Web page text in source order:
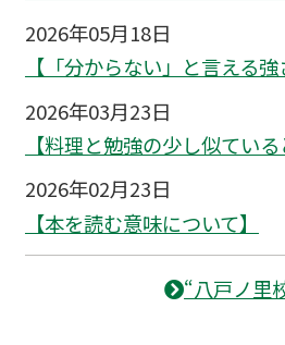
2026年05月18日
【「分からない」と言える強
2026年03月23日
【料理と勉強の少し似ている
2026年02月23日
【本を読む意味について】
“八戸ノ里